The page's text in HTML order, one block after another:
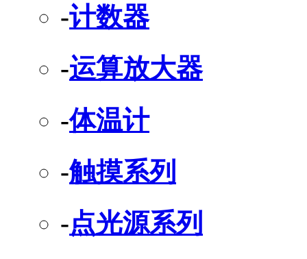
-计数器
-运算放大器
-体温计
-触摸系列
-点光源系列